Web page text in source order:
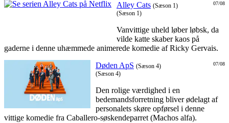
07/08
Alley Cats (Sæson 1)
(Sæson 1)
Vanvittige uheld løber løbsk, da
vilde katte skaber kaos på
gaderne i denne uhæmmede animerede komedie af Ricky Gervais.
07/08
Døden ApS (Sæson 4)
(Sæson 4)
Den rolige værdighed i en
bedemandsforretning bliver ødelagt af
personalets skøre opførsel i denne
vittige komedie fra Caballero-søskendeparret (Machos alfa).